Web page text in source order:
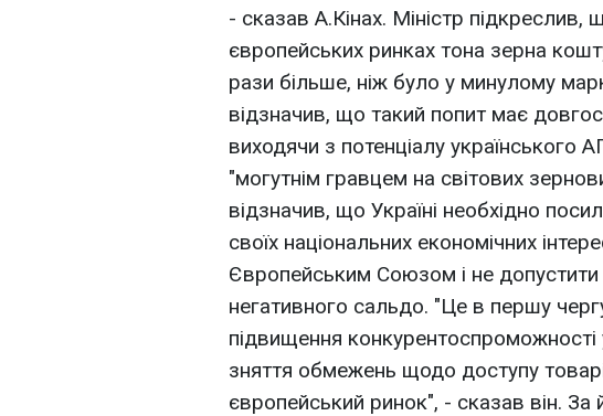
- сказав А.Кiнах. Міністр підкреслив,
європейських ринках тона зерна
рази більше, ніж було у минулому
відзначив, що такий попит має
виходячи з потенціалу українського
"могутнім гравцем на світових
відзначив, що Україні необхідно
своїх національних економічних
Європейським Союзом і не
негативного сальдо. "Це в першу
підвищення конкурентоспроможності
зняття обмежень щодо доступу
європейський ринок", - сказав він.